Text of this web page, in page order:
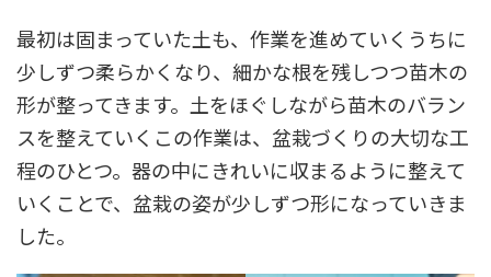
最初は固まっていた土も、作業を進めていくうちに
少しずつ柔らかくなり、細かな根を残しつつ苗木の
形が整ってきます。土をほぐしながら苗木のバラン
スを整えていくこの作業は、盆栽づくりの大切な工
程のひとつ。器の中にきれいに収まるように整えて
いくことで、盆栽の姿が少しずつ形になっていきま
した。